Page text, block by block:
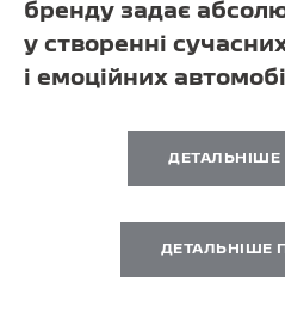
бренду задає
у створенні
і емоційних
ДЕТАЛЬНІШЕ
ДЕТАЛЬНІШЕ